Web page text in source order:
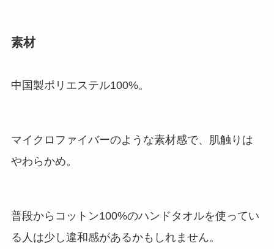
素材
中国製ポリエステル100%。
マイクロファイバーのような素材感で、肌触りは
やわらかめ。
普段からコットン100%のハンドタオルを使ってい
る人は少し違和感があるかもしれません。